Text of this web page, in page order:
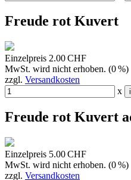
Freude rot Kuvert
Einzelpreis 2.00 CHF
MwSt. wird nicht erhoben. (0 %)
zzgl. Versandkosten
x
Freude rot Kuvert
Einzelpreis 5.00 CHF
MwSt. wird nicht erhoben. (0 %)
zzgl. Versandkosten